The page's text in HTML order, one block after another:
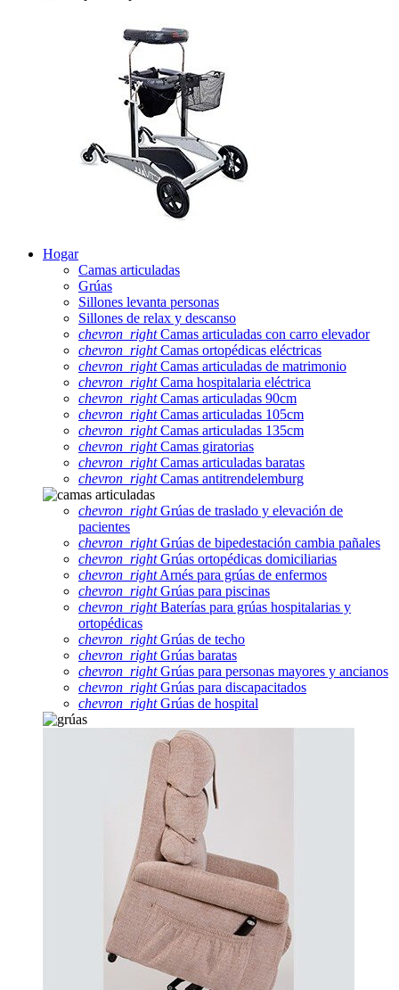
Hogar
Camas articuladas
Grúas
Sillones levanta personas
Sillones de relax y descanso
chevron_rightCamas articuladas con carro elevador
chevron_rightCamas ortopédicas eléctricas
chevron_rightCamas articuladas de matrimonio
chevron_rightCama hospitalaria eléctrica
chevron_rightCamas articuladas 90cm
chevron_rightCamas articuladas 105cm
chevron_rightCamas articuladas 135cm
chevron_rightCamas giratorias
chevron_rightCamas articuladas baratas
chevron_rightCamas antitrendelemburg
chevron_rightGrúas de traslado y elevación de
pacientes
chevron_rightGrúas de bipedestación cambia pañales
chevron_rightGrúas ortopédicas domiciliarias
chevron_rightArnés para grúas de enfermos
chevron_rightGrúas para piscinas
chevron_rightBaterías para grúas hospitalarias y
ortopédicas
chevron_rightGrúas de techo
chevron_rightGrúas baratas
chevron_rightGrúas para personas mayores y ancianos
chevron_rightGrúas para discapacitados
chevron_rightGrúas de hospital